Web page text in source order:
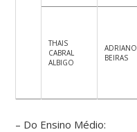
THAIS
CABRAL
ALBIGO
ADRIANO
BEIRAS
– Do Ensino Médio: